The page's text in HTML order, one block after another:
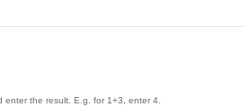
enter the result. E.g. for 1+3, enter 4.